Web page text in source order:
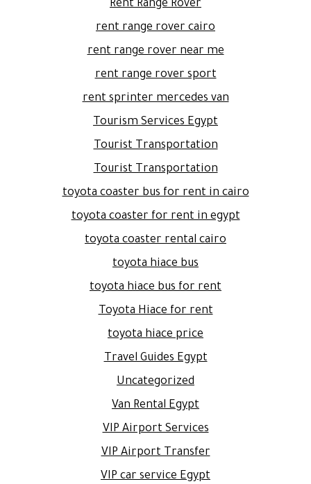
Rent Range Rover
rent range rover cairo
rent range rover near me
rent range rover sport
rent sprinter mercedes van
Tourism Services Egypt
Tourist Transportation
Tourist Transportation
toyota coaster bus for rent in cairo
toyota coaster for rent in egypt
toyota coaster rental cairo
toyota hiace bus
toyota hiace bus for rent
Toyota Hiace for rent
toyota hiace price
Travel Guides Egypt
Uncategorized
Van Rental Egypt
VIP Airport Services
VIP Airport Transfer
VIP car service Egypt